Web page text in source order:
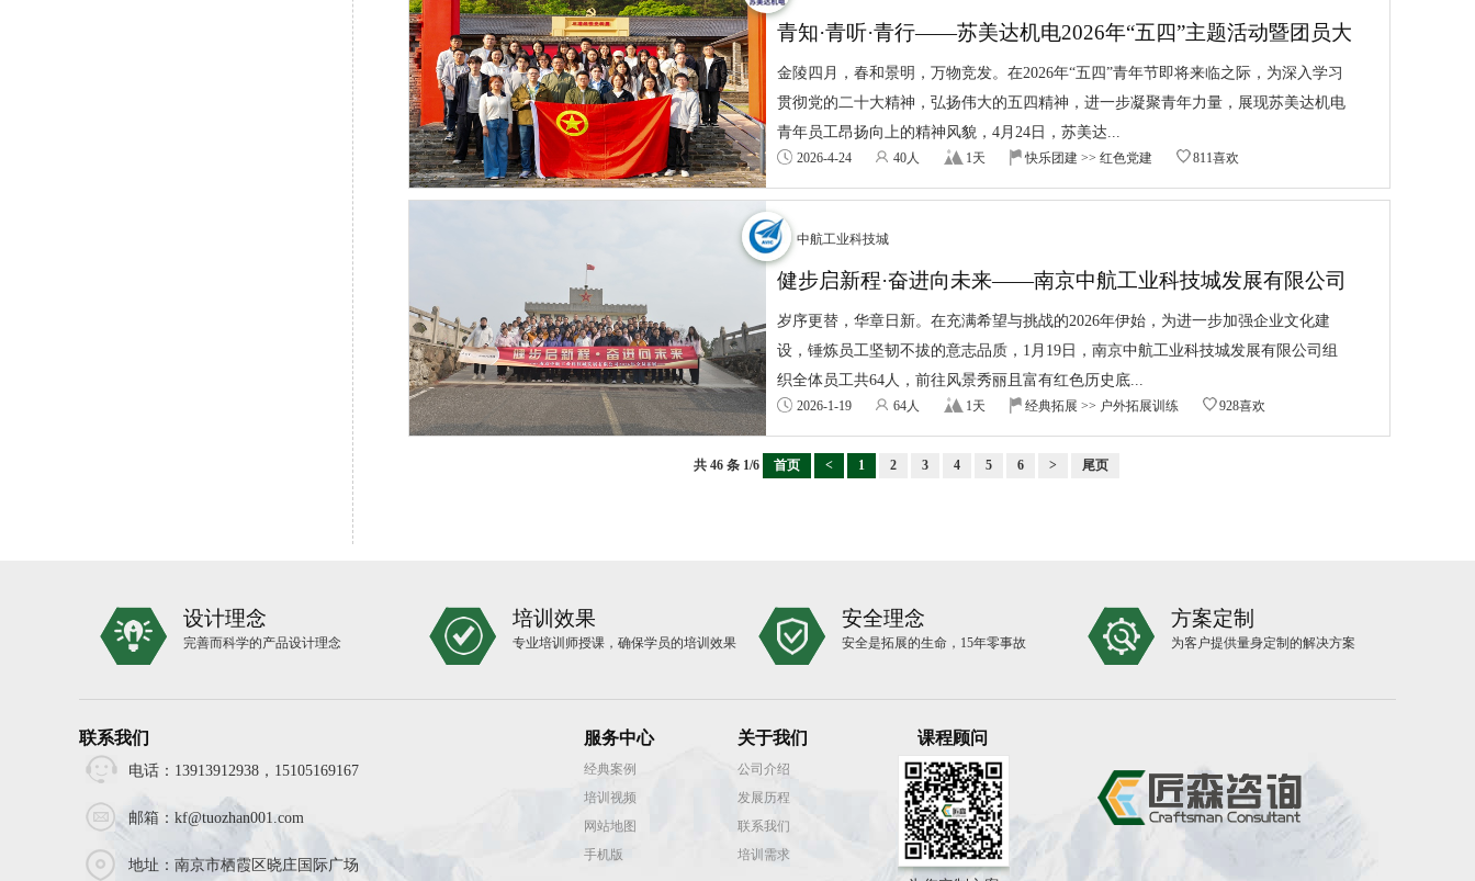
青知·青听·青行——苏美达机电2026年“五四”主题活动暨团员大
会圆满举行
金陵四月，春和景明，万物竞发。在2026年“五四”青年节即将来临之际，为深入学习
贯彻党的二十大精神，弘扬伟大的五四精神，进一步凝聚青年力量，展现苏美达机电
青年员工昂扬向上的精神风貌，4月24日，苏美达...
2026-4-24 40人 1天 快乐团建 >> 红色党建 811喜欢
中航工业科技城
健步启新程·奋进向未来——南京中航工业科技城发展有限公司
2026年全员拓展活动圆满举行
岁序更替，华章日新。在充满希望与挑战的2026年伊始，为进一步加强企业文化建
设，锤炼员工坚韧不拔的意志品质，1月19日，南京中航工业科技城发展有限公司组
织全体员工共64人，前往风景秀丽且富有红色历史底...
2026-1-19 64人 1天 经典拓展 >> 户外拓展训练 928喜欢
共 46 条 1/6 首页 < 1 2 3 4 5 6 > 尾页
设计理念
完善而科学的产品设计理念
培训效果
专业培训师授课，确保学员的培训效果
安全理念
安全是拓展的生命，15年零事故
方案定制
为客户提供量身定制的解决方案
联系我们
电话：13913912938，15105169167
邮箱：kf@tuozhan001.com
地址：南京市栖霞区晓庄国际广场
服务中心
经典案例
培训视频
网站地图
手机版
关于我们
公司介绍
发展历程
联系我们
培训需求
课程顾问